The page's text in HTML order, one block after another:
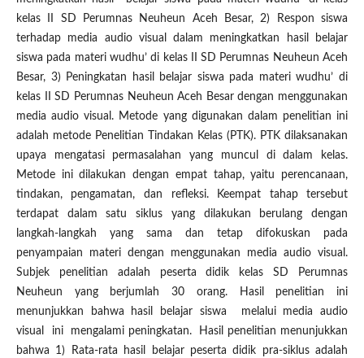
kelas II SD Perumnas Neuheun Aceh Besar, 2) Respon siswa
terhadap media audio visual dalam meningkatkan hasil belajar
siswa pada materi wudhu’ di kelas II SD Perumnas Neuheun Aceh
Besar, 3) Peningkatan hasil belajar siswa pada materi wudhu’ di
kelas II SD Perumnas Neuheun Aceh Besar dengan menggunakan
media audio visual. Metode yang digunakan dalam penelitian ini
adalah metode Penelitian Tindakan Kelas (PTK). PTK dilaksanakan
upaya mengatasi permasalahan yang muncul di dalam kelas.
Metode ini dilakukan dengan empat tahap, yaitu perencanaan,
tindakan, pengamatan, dan refleksi. Keempat tahap tersebut
terdapat dalam satu siklus yang dilakukan berulang dengan
langkah-langkah yang sama dan tetap difokuskan pada
penyampaian materi dengan menggunakan media audio visual.
Subjek penelitian adalah peserta didik kelas SD Perumnas
Neuheun yang berjumlah 30 orang. Hasil penelitian ini
menunjukkan bahwa hasil belajar siswa melalui media audio
visual ini mengalami peningkatan. Hasil penelitian menunjukkan
bahwa 1) Rata-rata hasil belajar peserta didik pra-siklus adalah